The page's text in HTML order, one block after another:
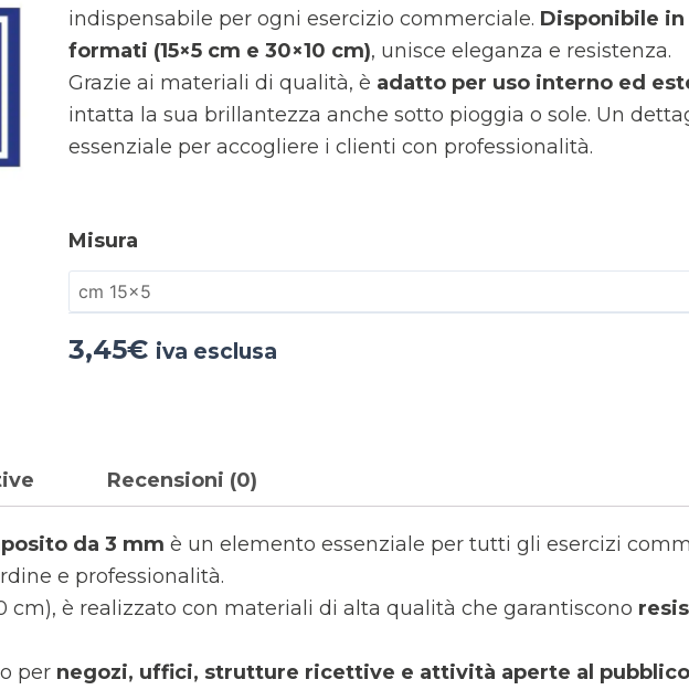
indispensabile per ogni esercizio commerciale. Disponibile
formati (15×5 cm e 30×10 cm), unisce eleganza e resistenza.
Grazie ai materiali di qualità, è adatto per uso interno ed
intatta la sua brillantezza anche sotto pioggia o sole. Un
essenziale per accogliere i clienti con professionalità.
Misura
3,45€ iva esclusa
Recensioni (0)
da 3 mm è un elemento essenziale per tutti gli esercizi
e professionalità.
cm), è realizzato con materiali di alta qualità che garantiscono
per negozi, uffici, strutture ricettive e attività aperte al pubblico